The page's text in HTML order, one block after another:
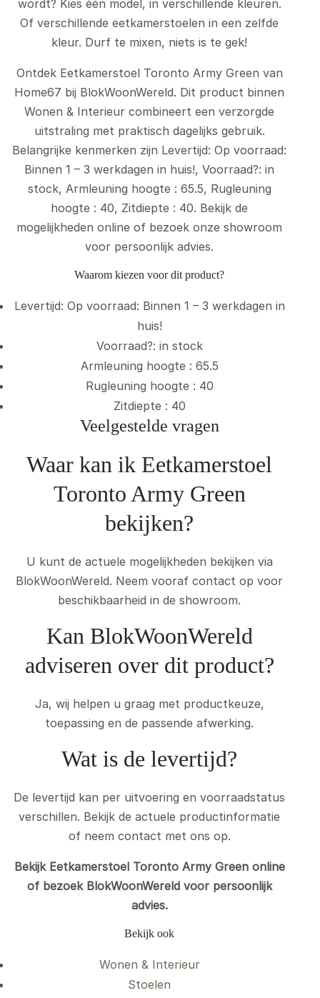
wordt? Kies één model, in verschillende kleuren.
Of verschillende eetkamerstoelen in een zelfde
kleur. Durf te mixen, niets is te gek!
Ontdek Eetkamerstoel Toronto Army Green van
Home67 bij BlokWoonWereld. Dit product binnen
Wonen & Interieur combineert een verzorgde
uitstraling met praktisch dagelijks gebruik.
Belangrijke kenmerken zijn Levertijd: Op voorraad:
Binnen 1 – 3 werkdagen in huis!, Voorraad?: in
stock, Armleuning hoogte : 65.5, Rugleuning
hoogte : 40, Zitdiepte : 40. Bekijk de
mogelijkheden online of bezoek onze showroom
voor persoonlijk advies.
Waarom kiezen voor dit product?
Levertijd: Op voorraad: Binnen 1 – 3 werkdagen in
huis!
Voorraad?: in stock
Armleuning hoogte : 65.5
Rugleuning hoogte : 40
Zitdiepte : 40
Veelgestelde vragen
Waar kan ik Eetkamerstoel
Toronto Army Green
bekijken?
U kunt de actuele mogelijkheden bekijken via
BlokWoonWereld. Neem vooraf contact op voor
beschikbaarheid in de showroom.
Kan BlokWoonWereld
adviseren over dit product?
Ja, wij helpen u graag met productkeuze,
toepassing en de passende afwerking.
Wat is de levertijd?
De levertijd kan per uitvoering en voorraadstatus
verschillen. Bekijk de actuele productinformatie
of neem contact met ons op.
Bekijk Eetkamerstoel Toronto Army Green online
of bezoek BlokWoonWereld voor persoonlijk
advies.
Bekijk ook
Wonen & Interieur
Stoelen